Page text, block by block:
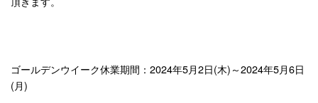
ゴールデンウイーク休業期間：2024年5月2日(木)～2024年5月6日
(月)